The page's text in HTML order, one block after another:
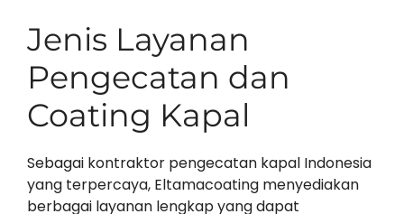
Jenis Layanan
Pengecatan dan
Coating Kapal
Sebagai kontraktor pengecatan kapal Indonesia
yang terpercaya, Eltamacoating menyediakan
berbagai layanan lengkap yang dapat